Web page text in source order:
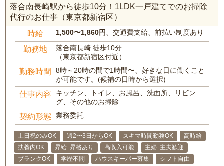
落合南長崎駅から徒歩10分！1LDK一戸建てでのお掃除
代行のお仕事（東京都新宿区）
時給 1,500〜1,860円 、交通費支給、前払い制度あり
勤務地
落合南長崎 徒歩10分
（東京都新宿区付近）
勤務時間
8時～20時の間で1時間〜、好きな日に働くこと
が可能です。(候補の日時から選択)
仕事内容
キッチン、トイレ、お風呂、洗面所、リビン
グ、その他のお掃除
契約形態 業務委託
土日祝のみOK 週2〜3日からOK スキマ時間勤務OK
高時給
扶養内OK
昇給･昇格あり 高収入可能
主婦･主夫歓迎
ブランクOK
学歴不問 ハウスキーパー募集 シフト自由